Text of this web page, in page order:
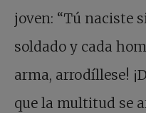
joven: “Tú naciste
soldado y cada
arma, arrodíllese!
que la multitud se